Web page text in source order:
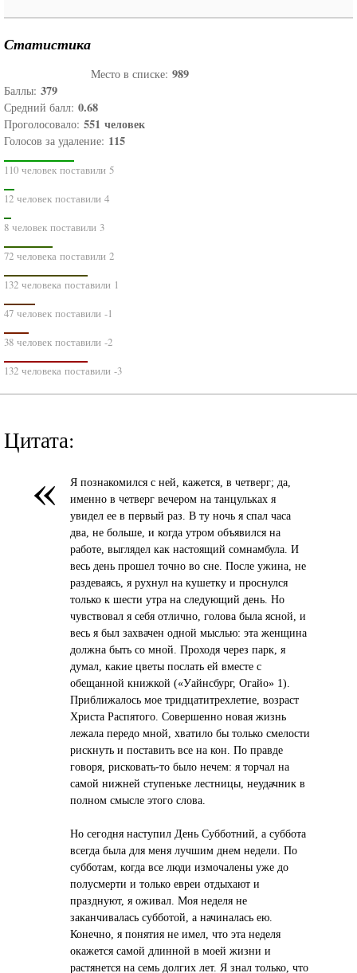
Статистика
Место в списке: 989
Баллы: 379
Средний балл: 0.68
Проголосовало: 551 человек
Голосов за удаление: 115
110 человек поставили 5
12 человек поставили 4
8 человек поставили 3
72 человека поставили 2
132 человека поставили 1
47 человек поставили -1
38 человек поставили -2
132 человека поставили -3
Цитата:
«
Я познакомился с ней, кажется, в четверг; да,
именно в четверг вечером на танцульках я
увидел ее в первый раз. В ту ночь я спал часа
два, не больше, и когда утром объявился на
работе, выглядел как настоящий сомнамбула. И
весь день прошел точно во сне. После ужина, не
раздеваясь, я рухнул на кушетку и проснулся
только к шести утра на следующий день. Но
чувствовал я себя отлично, голова была ясной, и
весь я был захвачен одной мыслью: эта женщина
должна быть со мной. Проходя через парк, я
думал, какие цветы послать ей вместе с
обещанной книжкой («Уайнсбург, Огайо» 1).
Приближалось мое тридцатитрехлетие, возраст
Христа Распятого. Совершенно новая жизнь
лежала передо мной, хватило бы только смелости
рискнуть и поставить все на кон. По правде
говоря, рисковать-то было нечем: я торчал на
самой нижней ступеньке лестницы, неудачник в
полном смысле этого слова.
Но сегодня наступил День Субботний, а суббота
всегда была для меня лучшим днем недели. По
субботам, когда все люди измочалены уже до
полусмерти и только евреи отдыхают и
празднуют, я оживал. Моя неделя не
заканчивалась субботой, а начиналась ею.
Конечно, я понятия не имел, что эта неделя
окажется самой длинной в моей жизни и
растянется на семь долгих лет. Я знал только, что